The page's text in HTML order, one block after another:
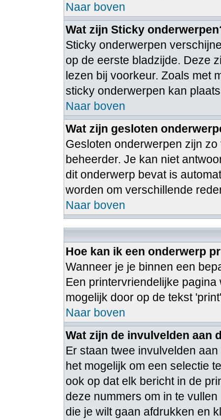
Naar boven
Wat zijn Sticky
Sticky onderwerpen
op de eerste bladzijde. Deze
lezen bij voorkeur. Zoals met
sticky onderwerpen kan
Naar boven
Wat zijn gesloten
Gesloten onderwerpen zijn
beheerder. Je kan niet
dit onderwerp bevat is
worden om verschillende
Naar boven
Hoe kan ik een onderwerp
Wanneer je je binnen een
Een printervriendelijke
mogelijk door op de tekst
Naar boven
Wat zijn de invulvelden aan
Er staan twee invulvelden
het mogelijk om een selectie
ook op dat elk bericht in de
deze nummers om in te
die je wilt gaan afdrukken en